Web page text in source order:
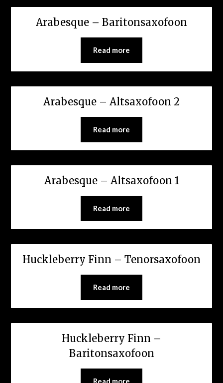
Arabesque – Baritonsaxofoon
Read more
Arabesque – Altsaxofoon 2
Read more
Arabesque – Altsaxofoon 1
Read more
Huckleberry Finn – Tenorsaxofoon
Read more
Huckleberry Finn –
Baritonsaxofoon
Read more